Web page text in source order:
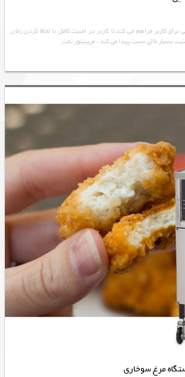
کاربر فراهم می کند تا کاربر در امنیت کامل با لحاظ کردن زمان
بسیار عالی دست پیدا می کند ، مرینیتور تحت
مرغ سوخاری